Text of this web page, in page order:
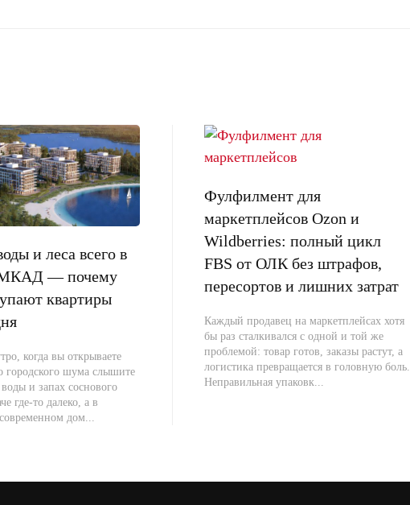
и леса всего в
МКАД — почему
квартиры
когда вы открываете
городского шума слышите
и запах соснового
где-то далеко, а в
дом...
Фулфилмент для
маркетплейсов Ozon и
Wildberries: полный цикл
FBS от ОЛК без штрафов,
пересортов и лишних затрат
Каждый продавец на маркетплейсах хотя
бы раз сталкивался с одной и той же
проблемой: товар готов, заказы растут, а
логистика превращается в головную боль.
Неправильная упаковк...